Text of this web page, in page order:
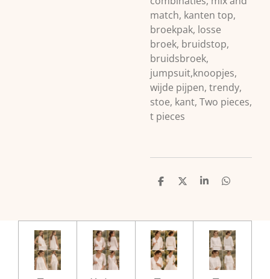
match, kanten top,
broekpak, losse
broek, bruidstop,
bruidsbroek,
jumpsuit,knoopjes,
wijde pijpen, trendy,
stoe, kant, Two pieces,
t pieces
D
n
D
S
e
D
n